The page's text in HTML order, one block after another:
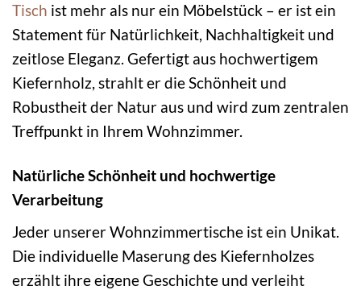
Tisch ist mehr als nur ein Möbelstück – er ist ein
Statement für Natürlichkeit, Nachhaltigkeit und
zeitlose Eleganz. Gefertigt aus hochwertigem
Kiefernholz, strahlt er die Schönheit und
Robustheit der Natur aus und wird zum zentralen
Treffpunkt in Ihrem Wohnzimmer.
Natürliche Schönheit und hochwertige
Verarbeitung
Jeder unserer Wohnzimmertische ist ein Unikat.
Die individuelle Maserung des Kiefernholzes
erzählt ihre eigene Geschichte und verleiht